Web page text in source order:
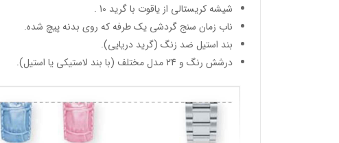
شیشه کریستالی از یاقوت با گرید 10 .
ناب زمان سنج گردشی یک طرفه که روی بدنه پیچ شده.
بند استیل ضد زنگ (گرید دریایی).
درشش رنگ و 24 مدل مختلف (با بند لاستیکی یا استیل).